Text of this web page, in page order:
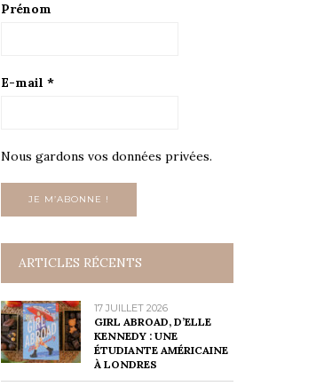
Prénom
E-mail *
Nous gardons vos données privées.
ARTICLES RÉCENTS
17 JUILLET 2026
GIRL ABROAD, D’ELLE
KENNEDY : UNE
ÉTUDIANTE AMÉRICAINE
À LONDRES